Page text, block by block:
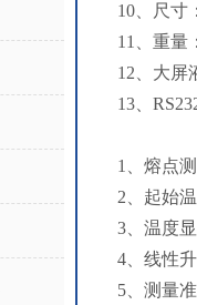
10、尺寸
11、重量
12、大屏
13、
1、熔点
2、起始
3、温度
4、线性
5、测量